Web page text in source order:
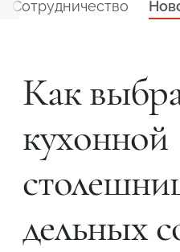
Сотрудничество
Как
кухонной
дельных
Обработчик